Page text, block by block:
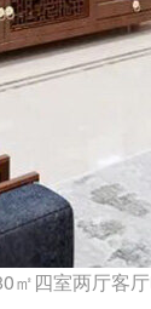
㎡四室两厅客